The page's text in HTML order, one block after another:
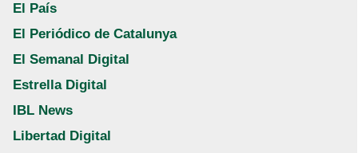
El País
El Periódico de Catalunya
El Semanal Digital
Estrella Digital
IBL News
Libertad Digital